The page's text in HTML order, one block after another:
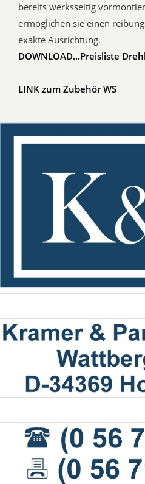
bereits werksseitig
ermöglichen sie einen
exakte Ausrichtung.
DOWNLOAD...Preisliste
LINK zum Zubehör WS